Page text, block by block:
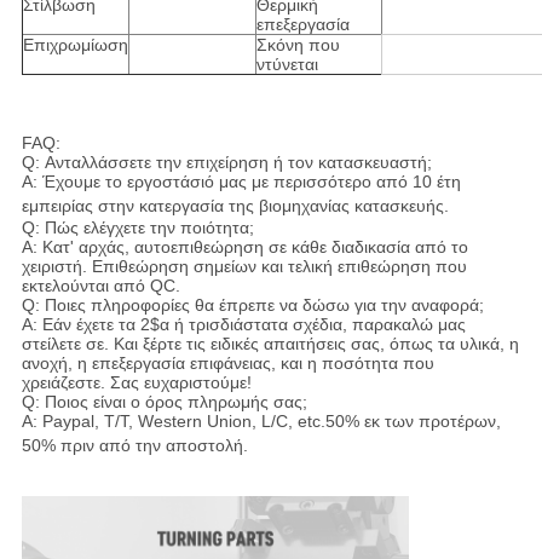
Στίλβωση
Θερμική
επεξεργασία
Επιχρωμίωση
Σκόνη που
ντύνεται
FAQ:
Q: Ανταλλάσσετε την επιχείρηση ή τον κατασκευαστή;
Α: Έχουμε το εργοστάσιό μας με περισσότερο από 10 έτη
εμπειρίας στην κατεργασία της βιομηχανίας κατασκευής.
Q: Πώς ελέγχετε την ποιότητα;
Α: Κατ' αρχάς, αυτοεπιθεώρηση σε κάθε διαδικασία από το
χειριστή. Επιθεώρηση σημείων και τελική επιθεώρηση που
εκτελούνται από QC.
Q: Ποιες πληροφορίες θα έπρεπε να δώσω για την αναφορά;
Α: Εάν έχετε τα 2$α ή τρισδιάστατα σχέδια, παρακαλώ μας
στείλετε σε. Και ξέρτε τις ειδικές απαιτήσεις σας, όπως τα υλικά, η
ανοχή, η επεξεργασία επιφάνειας, και η ποσότητα που
χρειάζεστε. Σας ευχαριστούμε!
Q: Ποιος είναι ο όρος πληρωμής σας;
Α: Paypal, T/T, Western Union, L/C, etc.50% εκ των προτέρων,
50% πριν από την αποστολή.